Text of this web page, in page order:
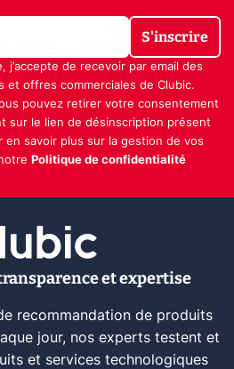
S'inscrire
j’accepte de recevoir par email des
et offres commerciales de Clubic.
pouvez retirer votre consentement
sur le lien de désinscription présent
en savoir plus sur la gestion de vos
Politique de confidentialité
et expertise
recommandation de produits
jour, nos experts testent et
et services technologiques